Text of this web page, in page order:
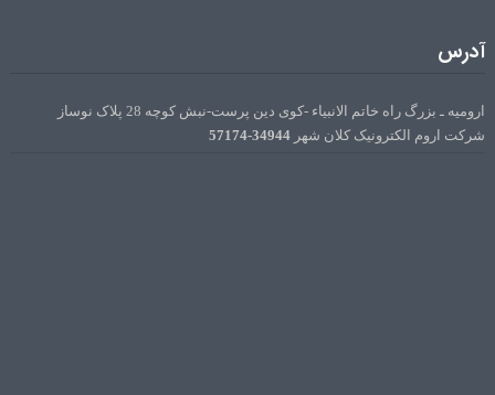
آدرس
ارومیه ـ بزرگ راه خاتم الانبیاء -کوی دین پرست-نبش کوچه 28 پلاک نوساز
شرکت اروم الکترونیک کلان شهر